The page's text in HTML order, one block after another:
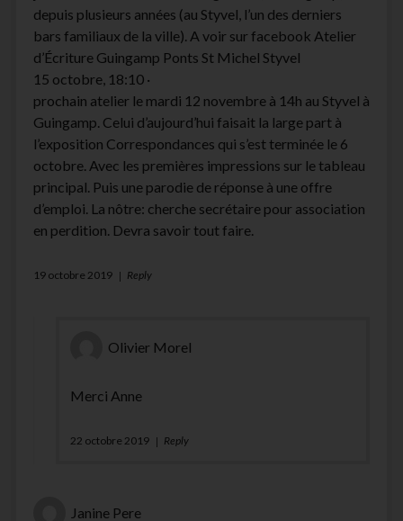
depuis plusieurs années (au Styvel, l’un des derniers
bars familiaux de la ville). A voir sur facebook Atelier
d’Écriture Guingamp Ponts St Michel Styvel
15 octobre, 18:10 ·
prochain atelier le mardi 12 novembre à 14h au Styvel à
Guingamp. Celui d’aujourd’hui faisait la large part à
l’exposition Correspondances qui s’est terminée le 6
octobre. Avec les premières impressions sur le tableau
principal. Puis une parodie de réponse à une offre
d’emploi. La nôtre: cherche secrétaire pour association
en perdition. Devra savoir tout faire.
19 octobre 2019 Reply
Olivier Morel
Merci Anne
22 octobre 2019 Reply
Janine Pere